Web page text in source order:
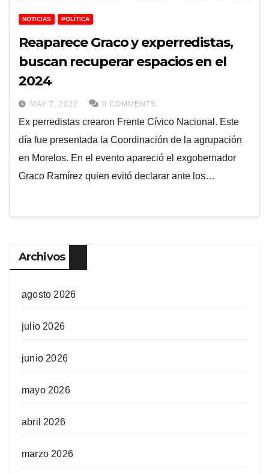
NOTICIAS POLÍTICA
Reaparece Graco y experredistas,
buscan recuperar espacios en el
2024
MAY 7, 2022 0 COMMENTS
Ex perredistas crearon Frente Cívico Nacional. Este
día fue presentada la Coordinación de la agrupación
en Morelos. En el evento apareció el exgobernador
Graco Ramírez quien evitó declarar ante los…
Archivos
agosto 2026
julio 2026
junio 2026
mayo 2026
abril 2026
marzo 2026